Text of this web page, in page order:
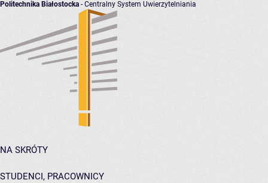
Politechnika Białostocka - Centralny System Uwierzytelniania
NA SKRÓTY
STUDENCI, PRACOWNICY